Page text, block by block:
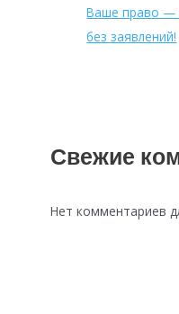
Ваше право —
без заявлений!
Свежие
Нет комментариев